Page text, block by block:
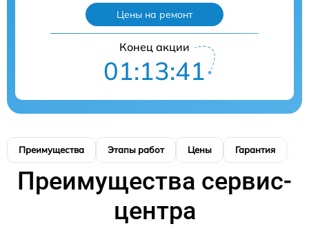
Цены на ремонт
Конец акции
01:13:40
Преимущества Этапы работ Цены Гарантия
Преимущества сервис-
центра